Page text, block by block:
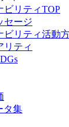
ビリティTOP
セージ
ビリティ活動
リティ
タ集